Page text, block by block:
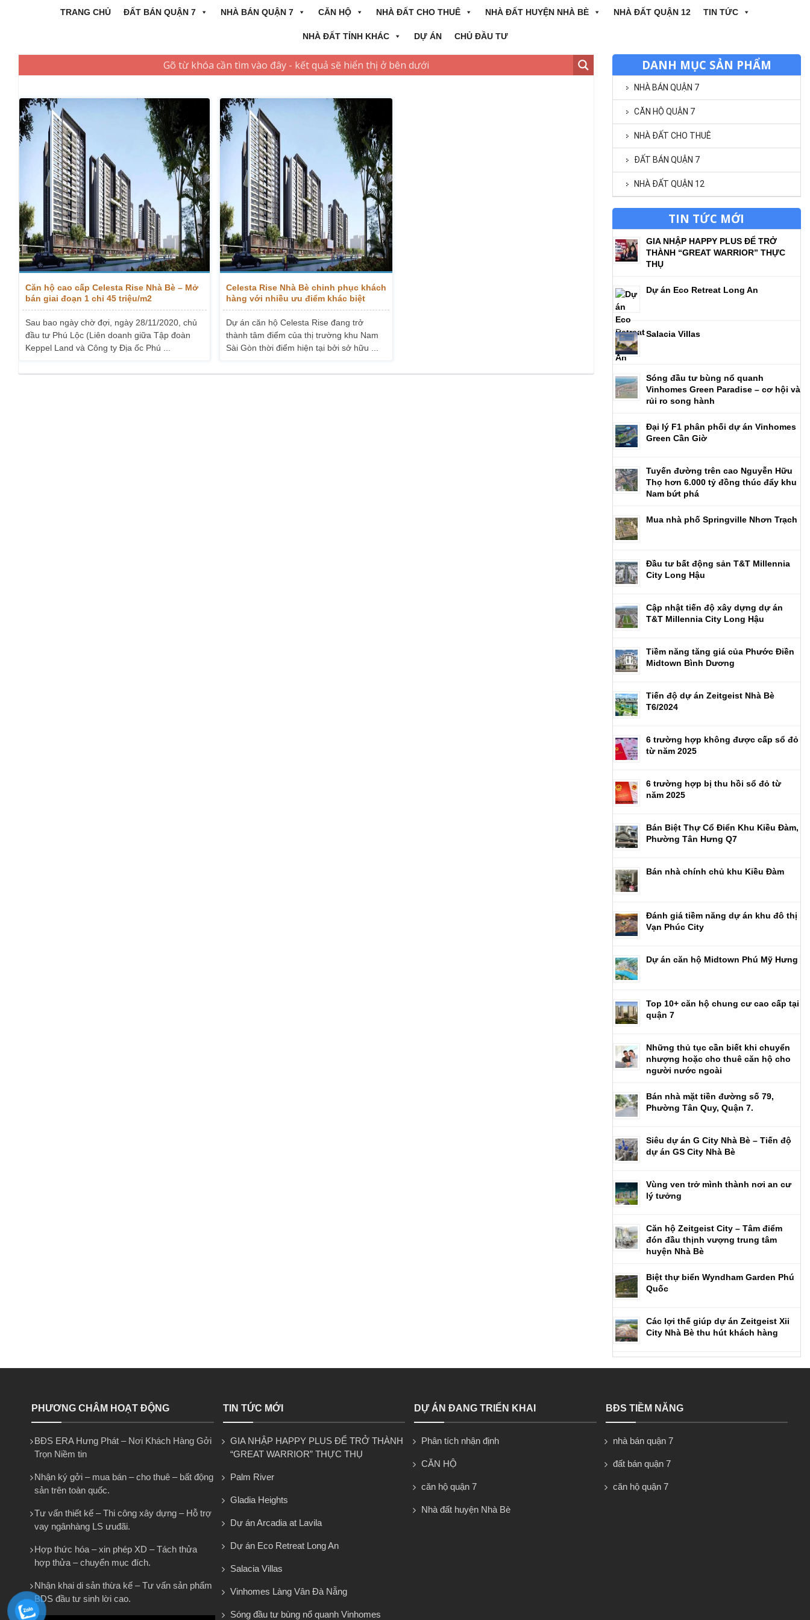
TRANG CHỦ ĐẤT BÁN QUẬN 7 NHÀ BÁN QUẬN 7 CĂN HỘ NHÀ ĐẤT CHO THUÊ NHÀ ĐẤT HUYỆN NHÀ BÈ NHÀ ĐẤT QUẬN 12 TIN TỨC
NHÀ ĐẤT TỈNH KHÁC DỰ ÁN CHỦ ĐẦU TƯ
Căn hộ cao cấp Celesta Rise Nhà Bè – Mở
bán giai đoạn 1 chỉ 45 triệu/m2
Sau bao ngày chờ đợi, ngày 28/11/2020, chủ
đầu tư Phú Lộc (Liên doanh giữa Tập đoàn
Keppel Land và Công ty Địa ốc Phú ...
Celesta Rise Nhà Bè chinh phục khách
hàng với nhiều ưu điểm khác biệt
Dự án căn hộ Celesta Rise đang trở
thành tâm điểm của thị trường khu Nam
Sài Gòn thời điểm hiện tại bởi sở hữu ...
DANH MỤC SẢN PHẨM
NHÀ BÁN QUẬN 7
CĂN HỘ QUẬN 7
NHÀ ĐẤT CHO THUÊ
ĐẤT BÁN QUẬN 7
NHÀ ĐẤT QUẬN 12
TIN TỨC MỚI
GIA NHẬP HAPPY PLUS ĐỂ TRỞ
THÀNH “GREAT WARRIOR” THỰC
THỤ
Dự án Eco Retreat Long An
Salacia Villas
Sóng đầu tư bùng nổ quanh
Vinhomes Green Paradise – cơ hội và
rủi ro song hành
Đại lý F1 phân phối dự án Vinhomes
Green Cần Giờ
Tuyến đường trên cao Nguyễn Hữu
Thọ hơn 6.000 tỷ đồng thúc đẩy khu
Nam bứt phá
Mua nhà phố Springville Nhơn Trạch
Đầu tư bất động sản T&T Millennia
City Long Hậu
Cập nhật tiến độ xây dựng dự án
T&T Millennia City Long Hậu
Tiềm năng tăng giá của Phước Điền
Midtown Bình Dương
Tiến độ dự án Zeitgeist Nhà Bè
T6/2024
6 trường hợp không được cấp sổ đỏ
từ năm 2025
6 trường hợp bị thu hồi sổ đỏ từ
năm 2025
Bán Biệt Thự Cổ Điển Khu Kiều Đàm,
Phường Tân Hưng Q7
Bán nhà chính chủ khu Kiều Đàm
Đánh giá tiềm năng dự án khu đô thị
Vạn Phúc City
Dự án căn hộ Midtown Phú Mỹ Hưng
Top 10+ căn hộ chung cư cao cấp tại
quận 7
Những thủ tục cần biết khi chuyển
nhượng hoặc cho thuê căn hộ cho
người nước ngoài
Bán nhà mặt tiền đường số 79,
Phường Tân Quy, Quận 7.
Siêu dự án G City Nhà Bè – Tiến độ
dự án GS City Nhà Bè
Vùng ven trở mình thành nơi an cư
lý tưởng
Căn hộ Zeitgeist City – Tâm điểm
đón đầu thịnh vượng trung tâm
huyện Nhà Bè
Biệt thự biển Wyndham Garden Phú
Quốc
Các lợi thế giúp dự án Zeitgeist Xii
City Nhà Bè thu hút khách hàng
PHƯƠNG CHÂM HOẠT ĐỘNG
BĐS ERA Hưng Phát – Nơi Khách Hàng Gởi
Trọn Niềm tin
Nhận ký gởi – mua bán – cho thuê – bất động
sản trên toàn quốc.
Tư vấn thiết kế – Thi công xây dựng – Hỗ trợ
vay ngânhàng LS ưuđãi.
Hợp thức hóa – xin phép XD – Tách thửa
hợp thửa – chuyển mục đích.
Nhận khai di sản thừa kế – Tư vấn sản phẩm
BDS đầu tư sinh lời cao.
TIN TỨC MỚI
GIA NHẬP HAPPY PLUS ĐỂ TRỞ THÀNH
“GREAT WARRIOR” THỰC THỤ
Palm River
Gladia Heights
Dự án Arcadia at Lavila
Dự án Eco Retreat Long An
Salacia Villas
Vinhomes Làng Vân Đà Nẵng
Sóng đầu tư bùng nổ quanh Vinhomes
DỰ ÁN ĐANG TRIỂN KHAI
Phân tích nhận định
CĂN HỘ
căn hộ quận 7
Nhà đất huyện Nhà Bè
BĐS TIỀM NĂNG
nhà bán quận 7
đất bán quận 7
căn hộ quận 7